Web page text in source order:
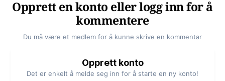
Opprett en konto eller logg inn for å
kommentere
Du må være et medlem for å kunne skrive en kommentar
Opprett konto
Det er enkelt å melde seg inn for å starte en ny konto!